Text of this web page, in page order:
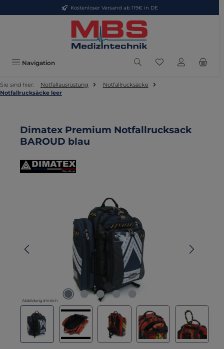
Zum Hauptinhalt springenKostenloser Versand ab 119€ in DE
Navigation Du hast 0
Sie sind hier: Notfallausrüstung
Notfallrucksäcke
Notfallrucksäcke leer
Dimatex Premium Notfallrucksack
BAROUD blau
Abbildung ähnlich